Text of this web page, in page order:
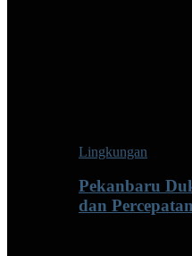
Lingkungan
Pekanbaru
dan